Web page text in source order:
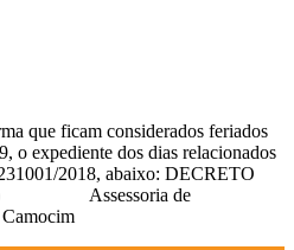
que ficam considerados feriados
o expediente dos dias relacionados
2018, abaixo: DECRETO
(1) Assessoria de